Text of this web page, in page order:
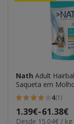
Nath Adult
Saqueta em
4
estrelas
4(1)
Preço
1.39€-61.38€
15.04€
Desde 15.04€ / kg